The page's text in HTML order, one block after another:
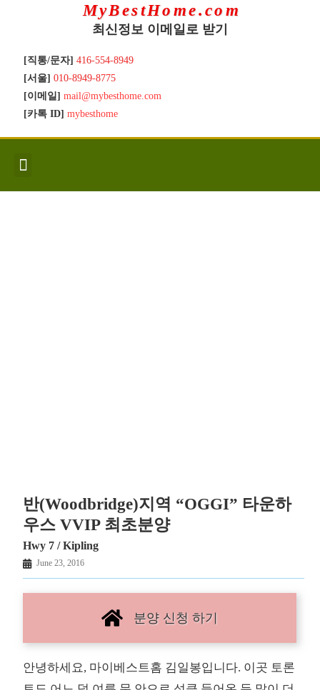
MyBestHome.com
최신정보 이메일로 받기
[직통/문자] 416-554-8949
[서울] 010-8949-8775
[이메일] mail@mybesthome.com
[카톡 ID] mybesthome
반(Woodbridge)지역 “OGGI” 타운하
우스 VVIP 최초분양
Hwy 7 / Kipling
June 23, 2016
분양 신청 하기
안녕하세요, 마이베스트홈 김일봉입니다. 이곳 토론